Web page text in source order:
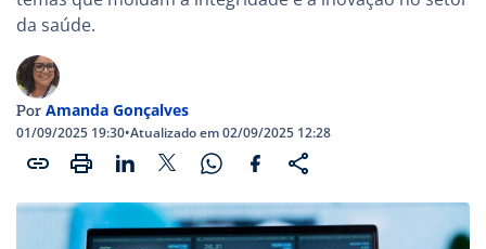
da saúde.
Por Amanda Gonçalves
01/09/2025 19:30•Atualizado em 02/09/2025 12:28